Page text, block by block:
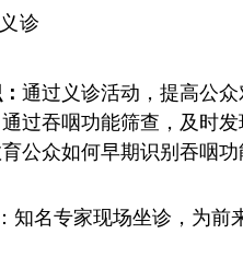
诊
通过义诊活动，提高公
通过吞咽功能筛查，及时
育公众如何早期识别吞咽
知名专家现场坐诊，为